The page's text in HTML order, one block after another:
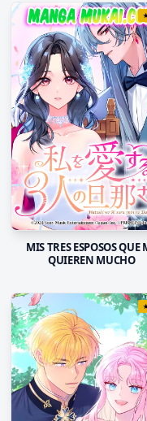
MIS TRES ESPOSOS QUE
QUIEREN MUCHO